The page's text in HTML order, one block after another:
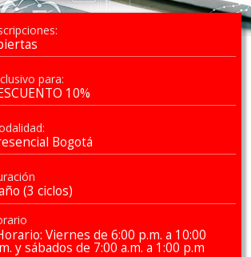
para:
10%
Bogotá
(3 ciclos)
Viernes de 6:00 p.m. a 10:00
y sábados de 7:00 a.m. a 1:00 p.m